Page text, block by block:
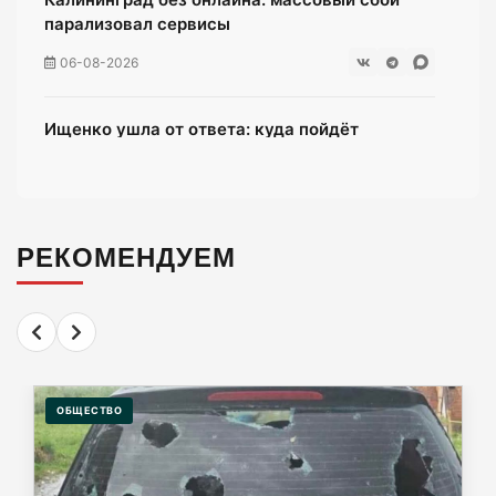
парализовал сервисы
06-08-2026
Ищенко ушла от ответа: куда пойдёт
Мэрия Калининграда дала старт продажам
парковочных абонементов
06-08-2026
58 несовершеннолетних в Калининграде
попались полиции во врем ночной прогулки
06-08-2026
РЕКОМЕНДУЕМ
ОБЩЕСТВО